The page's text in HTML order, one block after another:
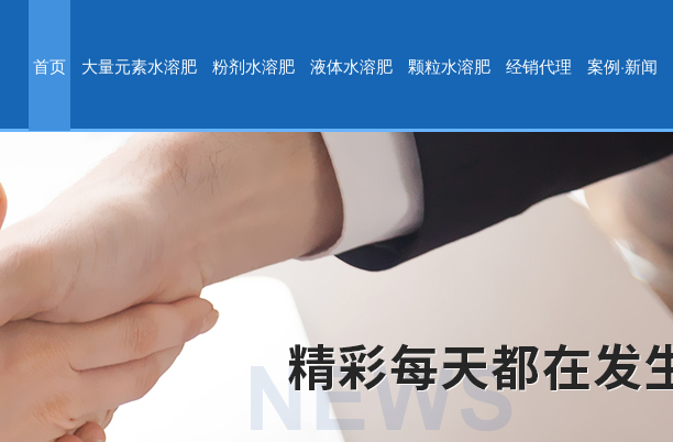
首页 大量元素水溶肥 粉剂水溶肥 液体水溶肥 颗粒水溶肥 经销代理 案例·新闻